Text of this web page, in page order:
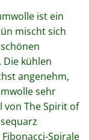
ist ein
mischt sich
Die kühlen
angenehm,
sehr
von The Spirit of
Spirale